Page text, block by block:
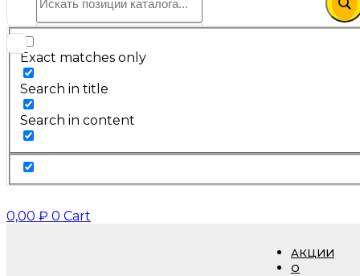
Exact matches only
Search in title
Search in content
0,00 ₽ 0 Cart
АКЦИИ
О